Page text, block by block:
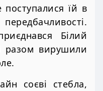
поступалися їй в
Білий
разом вирушили
соєві стебла,